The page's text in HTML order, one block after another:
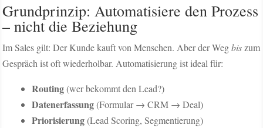
Grundprinzip: Automatisiere den Prozess
– nicht die Beziehung
Im Sales gilt: Der Kunde kauft von Menschen. Aber der Wegbis zum
Gespräch ist oft wiederholbar. Automatisierung ist ideal für:
Routing(wer bekommt den Lead?)
Datenerfassung(Formular → CRM → Deal)
Priorisierung(Lead Scoring, Segmentierung)